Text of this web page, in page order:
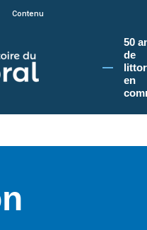
du Conservatoire du littoral, vous
Contenu
50
de
en